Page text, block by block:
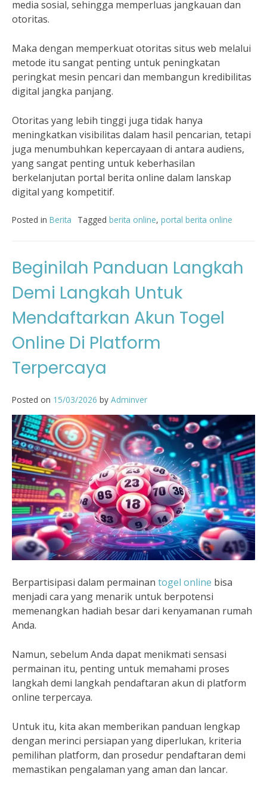
media sosial, sehingga memperluas jangkauan dan
otoritas.
Maka dengan memperkuat otoritas situs web melalui
metode itu sangat penting untuk peningkatan
peringkat mesin pencari dan membangun kredibilitas
digital jangka panjang.
Otoritas yang lebih tinggi juga tidak hanya
meningkatkan visibilitas dalam hasil pencarian, tetapi
juga menumbuhkan kepercayaan di antara audiens,
yang sangat penting untuk keberhasilan
berkelanjutan portal berita online dalam lanskap
digital yang kompetitif.
Posted in Berita Tagged berita online, portal berita online
Beginilah Panduan Langkah
Demi Langkah Untuk
Mendaftarkan Akun Togel
Online Di Platform
Terpercaya
Posted on 15/03/2026 by Adminver
Berpartisipasi dalam permainan togel online bisa
menjadi cara yang menarik untuk berpotensi
memenangkan hadiah besar dari kenyamanan rumah
Anda.
Namun, sebelum Anda dapat menikmati sensasi
permainan itu, penting untuk memahami proses
langkah demi langkah pendaftaran akun di platform
online terpercaya.
Untuk itu, kita akan memberikan panduan lengkap
dengan merinci persiapan yang diperlukan, kriteria
pemilihan platform, dan prosedur pendaftaran demi
memastikan pengalaman yang aman dan lancar.